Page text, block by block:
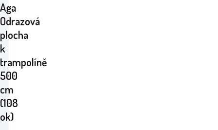
Aga
Odrazová
plocha
k
trampolíně
500
cm
(108
ok)